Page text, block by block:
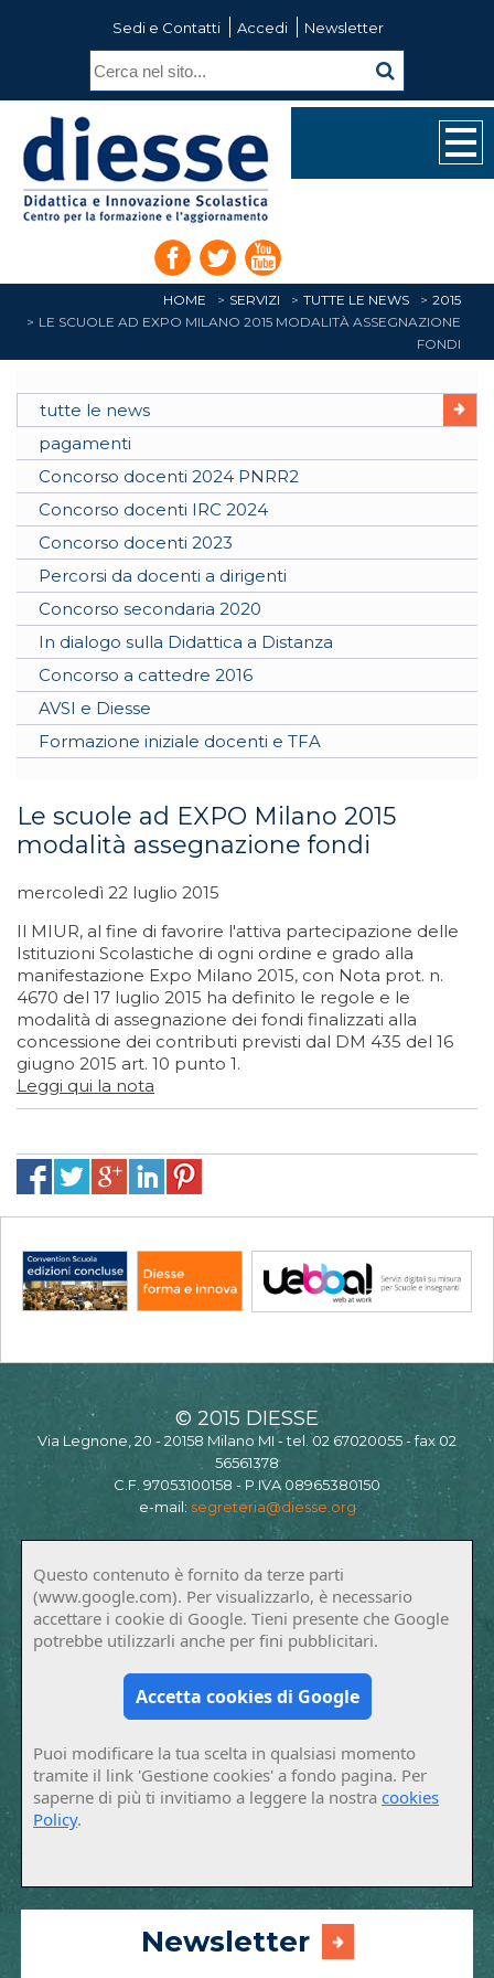
Sedi e Contatti Accedi Newsletter
HOME SERVIZI TUTTE LE NEWS
2015
LE SCUOLE AD EXPO MILANO 2015 MODALITÀ ASSEGNAZIONE
FONDI
tutte le news
pagamenti
Concorso docenti 2024 PNRR2
Concorso docenti IRC 2024
Concorso docenti 2023
Percorsi da docenti a dirigenti
Concorso secondaria 2020
In dialogo sulla Didattica a Distanza
Concorso a cattedre 2016
AVSI e Diesse
Formazione iniziale docenti e TFA
Le scuole ad EXPO Milano 2015
modalità assegnazione fondi
mercoledì 22 luglio 2015
Il MIUR, al fine di favorire l'attiva partecipazione delle
Istituzioni Scolastiche di ogni ordine e grado alla
manifestazione Expo Milano 2015, con Nota prot. n.
4670 del 17 luglio 2015 ha definito le regole e le
modalità di assegnazione dei fondi finalizzati alla
concessione dei contributi previsti dal DM 435 del 16
giugno 2015 art. 10 punto 1.
Leggi qui la nota
© 2015 DIESSE
Via Legnone, 20 - 20158 Milano MI - tel. 02 67020055 - fax 02
56561378
C.F. 97053100158 - P.IVA 08965380150
e-mail: segreteria@diesse.org
Questo contenuto è fornito da terze parti
(www.google.com). Per visualizzarlo, è necessario
accettare i cookie di Google. Tieni presente che Google
potrebbe utilizzarli anche per fini pubblicitari.
Accetta cookies di Google
Puoi modificare la tua scelta in qualsiasi momento
tramite il link 'Gestione cookies' a fondo pagina. Per
saperne di più ti invitiamo a leggere la nostracookies
Policy.
Newsletter